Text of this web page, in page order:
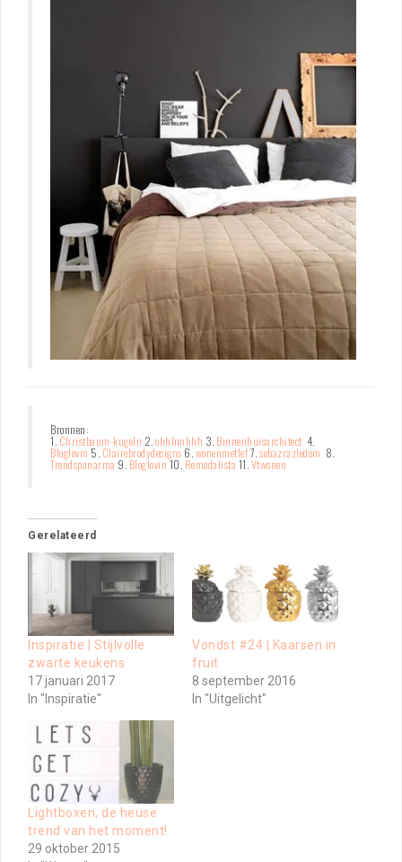
Bronnen:
1. Christbaum-kugeln 2.ohhhmhhh 3. Binnenhuisarchitect 4.
Bloglovin 5. Clairebrodydesigns 6.wonenmetlef7.sobazrazledom 8.
Trendspanarma 9. Bloglovin10. Remodalista 11.Vtwonen
Gerelateerd
Inspiratie | Stijlvolle
zwarte keukens
17 januari 2017
In "Inspiratie"
Vondst #24 | Kaarsen in
fruit
8 september 2016
In "Uitgelicht"
Lightboxen, de heuse
trend van het moment!
29 oktober 2015